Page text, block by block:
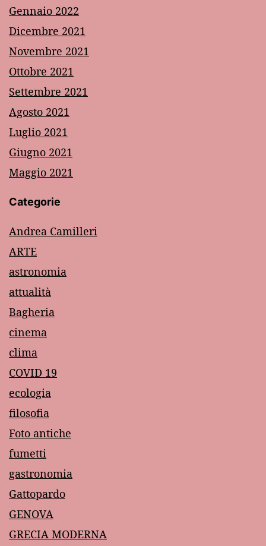
Gennaio 2022
Dicembre 2021
Novembre 2021
Ottobre 2021
Settembre 2021
Agosto 2021
Luglio 2021
Giugno 2021
Maggio 2021
Categorie
Andrea Camilleri
ARTE
astronomia
attualità
Bagheria
cinema
clima
COVID 19
ecologia
filosofia
Foto antiche
fumetti
gastronomia
Gattopardo
GENOVA
GRECIA MODERNA